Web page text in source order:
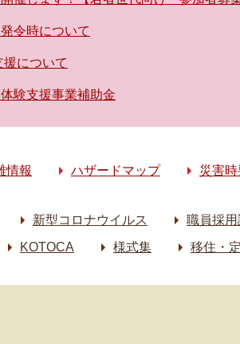
令時について
援について
験支援事業補助金
情報 ハザードマップ 災害
新型コロナウイルス 職員採用
KOTOCA 様式集 移住・